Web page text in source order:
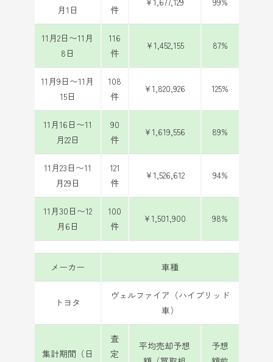
月1日
件
11月2日〜11月
8日
116
件
¥1,452,155 87%
11月9日〜11月
15日
108
件
¥1,820,926 125%
11月16日〜11
月22日
90
件
¥1,619,556 89%
11月23日〜11
月29日
121
件
¥1,526,612 94%
11月30日〜12
月6日
100
件
¥1,501,900 98%
メーカー 車種
トヨタ
ヴェルファイア（ハイブリッド
車）
集計期間（日
査
定
平均売却予想
予想